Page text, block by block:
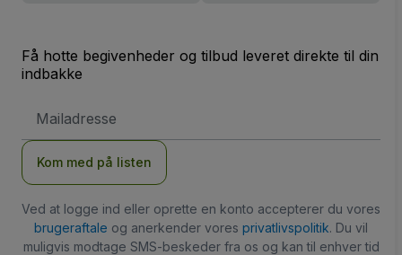
Få hotte begivenheder og tilbud leveret direkte til din
indbakke
adresse
Kom med på listen
Ved at logge ind eller oprette en konto accepterer du vores
brugeraftale og anerkender vores privatlivspolitik. Du vil
muligvis modtage SMS-beskeder fra os og kan til enhver tid